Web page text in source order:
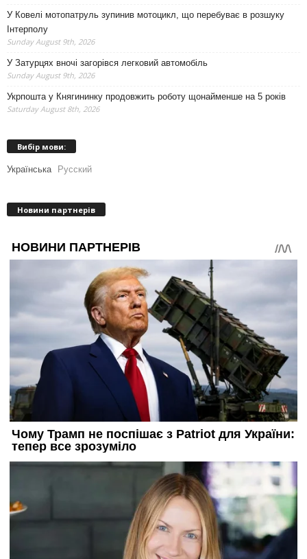
У Ковелі мотопатруль зупинив мотоцикл, що перебуває в розшуку
Інтерполу
Sunday August 9th, 2026
У Затурцях вночі загорівся легковий автомобіль
Sunday August 9th, 2026
Укрпошта у Княгининку продовжить роботу щонайменше на 5 років
Saturday August 8th, 2026
Вибір мови:
Українська Русский
Новини партнерів